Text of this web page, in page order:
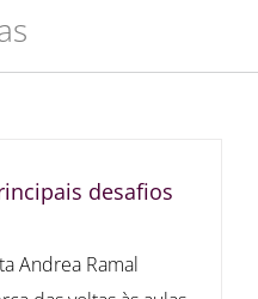
desafios
Andrea Ramal